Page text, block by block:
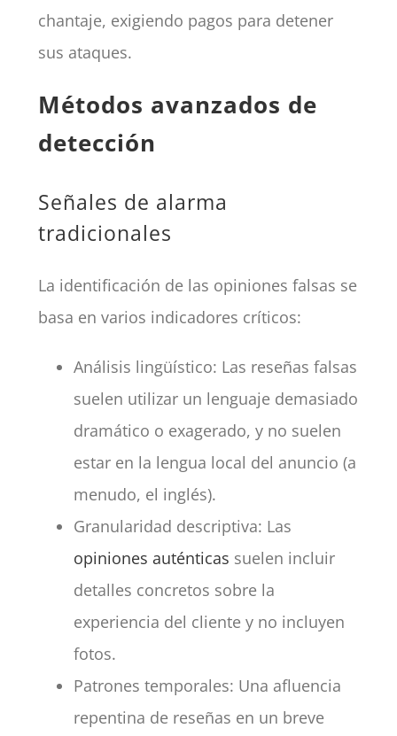
chantaje, exigiendo pagos para detener
sus ataques.
Métodos avanzados de
detección
Señales de alarma
tradicionales
La identificación de las opiniones falsas se
basa en varios indicadores críticos:
Análisis lingüístico: Las reseñas falsas
suelen utilizar un lenguaje demasiado
dramático o exagerado, y no suelen
estar en la lengua local del anuncio (a
menudo, el inglés).
Granularidad descriptiva: Las
opiniones auténticas suelen incluir
detalles concretos sobre la
experiencia del cliente y no incluyen
fotos.
Patrones temporales: Una afluencia
repentina de reseñas en un breve